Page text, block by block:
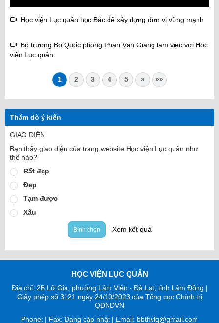
Học viện Lục quân học Bác để xây dựng đơn vị vững mạnh
Bộ trưởng Bộ Quốc phòng Phan Văn Giang làm việc với Học
viện Lục quân
1 2 3 4 5 » »»
Thăm dò ý kiến
GIAO DIỆN
Bạn thấy giao diện của trang website Học viện Lục quân như
thế nào?
Rất đẹp
Đẹp
Tạm được
Xấu
Bình chọn Xem kết quả
HỌC VIỆN LỤC QUÂN
Địa chỉ: 2B Lữ Gia, phường Lâm Viên - Đà Lạt, tỉnh Lâm Đồng |
Giấy phép số 3121 ngày 24/10/2023 của Tổng cục Chính trị
QĐNDVN
Phone: | Fax: Đang cập nhật | Email: bbthvlq@gmail.com